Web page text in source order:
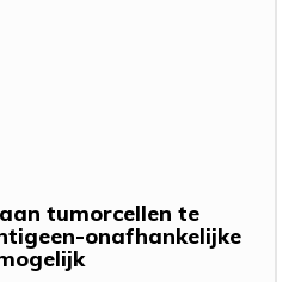
aan tumorcellen te
onafhankelijke